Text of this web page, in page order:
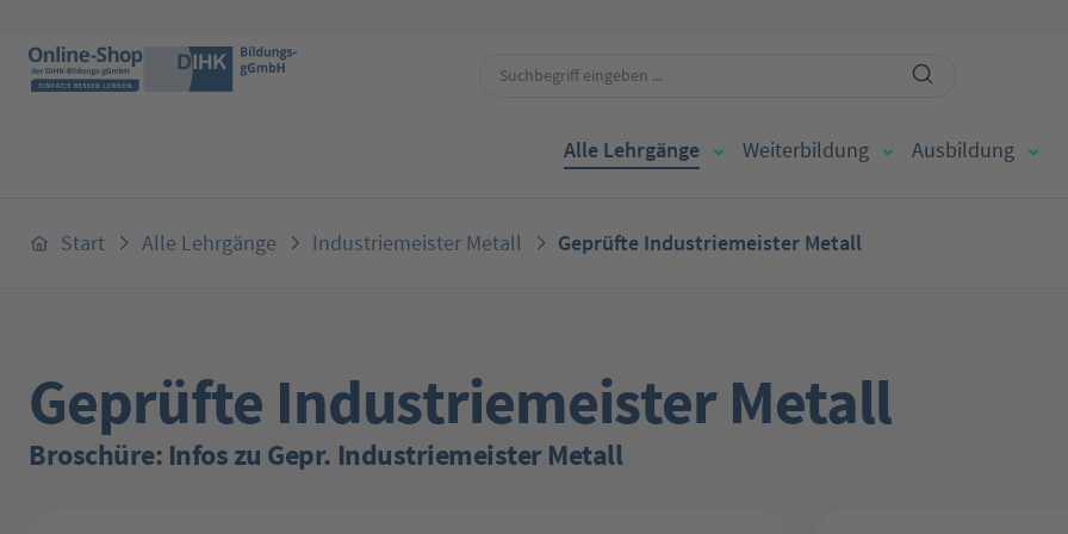
Alle Lehrgänge Weiterbildung Ausbildung
Start Alle Lehrgänge Industriemeister Metall Geprüfte Industriemeister Metall
Geprüfte Industriemeister Metall
Broschüre: Infos zu Gepr. Industriemeister Metall